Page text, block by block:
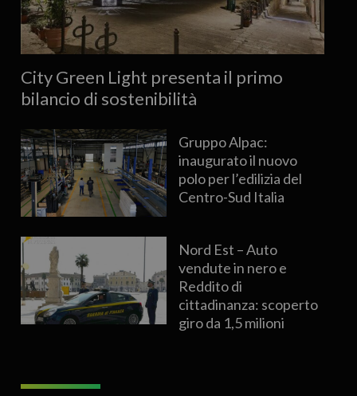
City Green Light presenta il primo
bilancio di sostenibilità
Gruppo Alpac:
inaugurato il nuovo
polo per l’edilizia del
Centro-Sud Italia
Nord Est – Auto
vendute in nero e
Reddito di
cittadinanza: scoperto
giro da 1,5 milioni